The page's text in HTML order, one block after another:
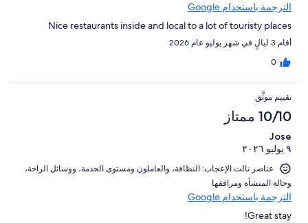
الترجمة باستخدام Google
Nice restaurants inside and local to a lot of touristy places
أقام 3 ليالٍ في شهر يوليو عام 2026
0
تقييم موثَّق
10/10 ممتاز
Jose
٩ يوليو ٢٠٢٦
عناصر نالت الإعجاب: ⁦النظافة⁩، و⁦العاملون ومستوى الخدمة⁩، و⁦وسائل الراحة⁩،
و⁦حالة المنشأة ومرافقها⁩
الترجمة باستخدام Google
Great stay!